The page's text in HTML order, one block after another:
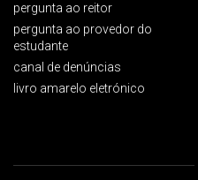
pergunta ao reitor
pergunta ao provedor do
estudante
canal de denúncias
livro amarelo eletrónico